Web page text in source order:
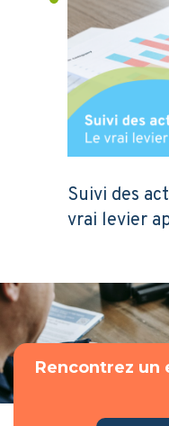
Suivi des
vrai levier
Rencontrez un